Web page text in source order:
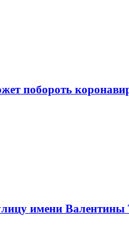
побороть
имени Валентины